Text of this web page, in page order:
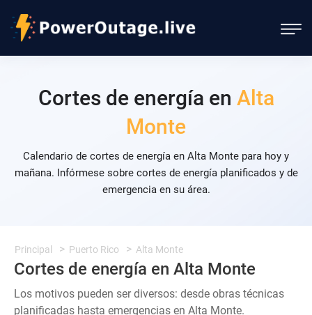
Cortes de energía en Alta
Monte
Calendario de cortes de energía en Alta Monte para hoy y
mañana. Infórmese sobre cortes de energía planificados y de
emergencia en su área.
Principal Puerto Rico Alta Monte
Cortes de energía en Alta Monte
Los motivos pueden ser diversos: desde obras técnicas
planificadas hasta emergencias en Alta Monte.